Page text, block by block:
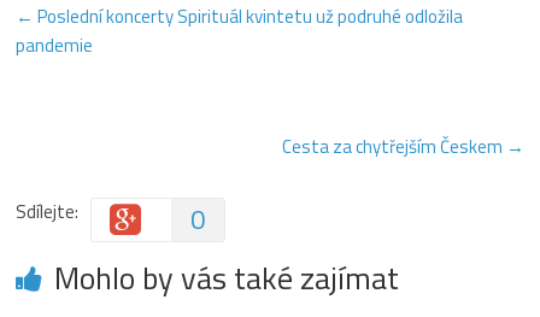
← Poslední koncerty Spirituál kvintetu už podruhé odložila
pandemie
Cesta za chytřejším Českem →
Sdílejte: 0
Mohlo by vás také zajímat